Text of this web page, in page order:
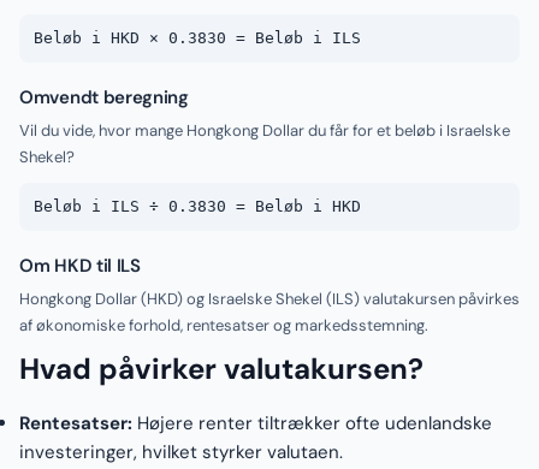
Beløb i HKD × 0.3830 = Beløb i ILS
Omvendt beregning
Vil du vide, hvor mange Hongkong Dollar du får for et beløb i Israelske
Shekel?
Beløb i ILS ÷ 0.3830 = Beløb i HKD
Om HKD til ILS
Hongkong Dollar (HKD) og Israelske Shekel (ILS) valutakursen påvirkes
af økonomiske forhold, rentesatser og markedsstemning.
Hvad påvirker valutakursen?
Rentesatser: Højere renter tiltrækker ofte udenlandske
investeringer, hvilket styrker valutaen.